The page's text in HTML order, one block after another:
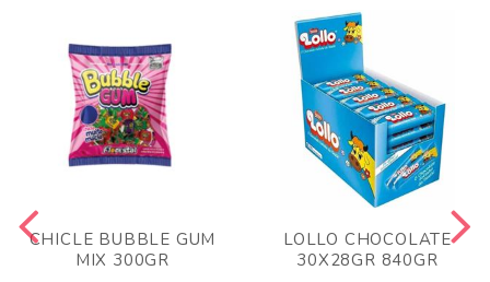
CHICLE BUBBLE GUM
MIX 300GR
LOLLO CHOCOLATE
30X28GR 840GR